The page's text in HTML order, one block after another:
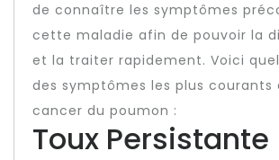
de connaître les symptômes
cette maladie afin de pouvoir la
et la traiter rapidement. Voici
des symptômes les plus courants
cancer du poumon :
Toux Persistante